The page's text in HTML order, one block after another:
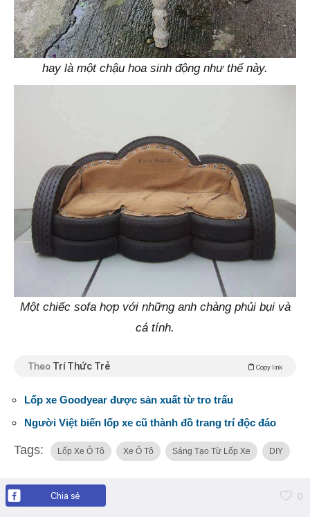
hay là một chậu hoa sinh động như thế này.
Một chiếc sofa hợp với những anh chàng phủi bụi và
cá tính.
Theo Trí Thức Trẻ Copy link
Lốp xe Goodyear được sản xuất từ tro trấu
Người Việt biến lốp xe cũ thành đồ trang trí độc đáo
Tags: Lốp Xe Ô Tô Xe Ô Tô Sáng Tạo Từ Lốp Xe DIY
Chia sẻ 0